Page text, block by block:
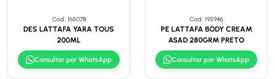
Cod.: 165078
DES LATTAFA YARA TOUS
200ML
Consultar por WhatsApp
Cod.: 195946
PE LATTAFA BODY CREAM
ASAD 280GRM PRETO
Consultar por WhatsApp